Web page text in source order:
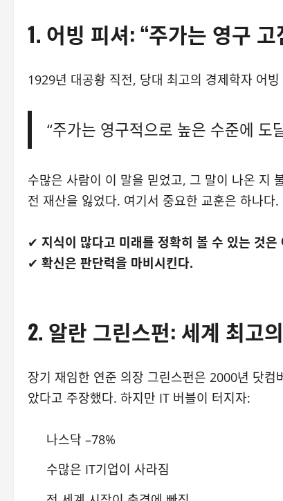
1. 어빙 피셔: “주가는 영구
1929년 대공황 직전, 당대 최고의 경제학자 어
“주가는 영구적으로 높은 수준에 도
수많은 사람이 이 말을 믿었고, 그 말이 나온 지
전 재산을 잃었다. 여기서 중요한 교훈은 하나다.
✔ 지식이 많다고 미래를 정확히 볼 수 있는 것은
✔ 확신은 판단력을 마비시킨다.
2. 알란 그린스펀: 세계 최고
장기 재임한 연준 의장 그린스펀은 2000년 닷컴
았다고 주장했다. 하지만 IT 버블이 터지자:
나스닥 –78%
수많은 IT기업이 사라짐